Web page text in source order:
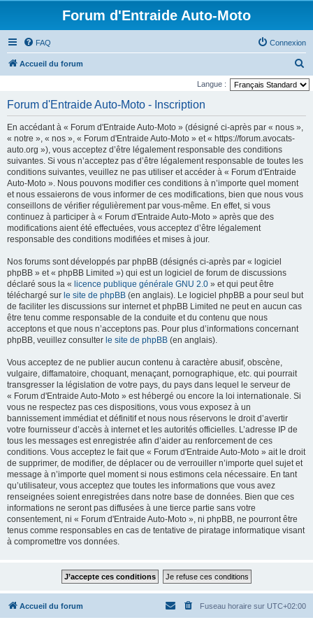
Forum d'Entraide Auto-Moto
FAQ Connexion
Accueil du forum
e
Langue :
Forum d'Entraide Auto-Moto - Inscription
En accédant à « Forum d'Entraide Auto-Moto » (désigné ci-après par « nous »,
« notre », « nos », « Forum d'Entraide Auto-Moto » et « https://forum.avocats-
auto.org »), vous acceptez d’être légalement responsable des conditions
suivantes. Si vous n’acceptez pas d’être légalement responsable de toutes les
conditions suivantes, veuillez ne pas utiliser et accéder à « Forum d'Entraide
Auto-Moto ». Nous pouvons modifier ces conditions à n’importe quel moment
et nous essaierons de vous informer de ces modifications, bien que nous vous
conseillons de vérifier régulièrement par vous-même. En effet, si vous
continuez à participer à « Forum d'Entraide Auto-Moto » après que des
modifications aient été effectuées, vous acceptez d’être légalement
responsable des conditions modifiées et mises à jour.
Nos forums sont développés par phpBB (désignés ci-après par « logiciel
phpBB » et « phpBB Limited ») qui est un logiciel de forum de discussions
déclaré sous la « licence publique générale GNU 2.0 » et qui peut être
téléchargé sur le site de phpBB (en anglais). Le logiciel phpBB a pour seul but
de faciliter les discussions sur internet et phpBB Limited ne peut en aucun cas
être tenu comme responsable de la conduite et du contenu que nous
acceptons et que nous n’acceptons pas. Pour plus d’informations concernant
phpBB, veuillez consulter le site de phpBB (en anglais).
Vous acceptez de ne publier aucun contenu à caractère abusif, obscène,
vulgaire, diffamatoire, choquant, menaçant, pornographique, etc. qui pourrait
transgresser la législation de votre pays, du pays dans lequel le serveur de
« Forum d'Entraide Auto-Moto » est hébergé ou encore la loi internationale. Si
vous ne respectez pas ces dispositions, vous vous exposez à un
bannissement immédiat et définitif et nous nous réservons le droit d’avertir
votre fournisseur d’accès à internet et les autorités officielles. L’adresse IP de
tous les messages est enregistrée afin d’aider au renforcement de ces
conditions. Vous acceptez le fait que « Forum d'Entraide Auto-Moto » ait le droit
de supprimer, de modifier, de déplacer ou de verrouiller n’importe quel sujet et
message à n’importe quel moment si nous estimons cela nécessaire. En tant
qu’utilisateur, vous acceptez que toutes les informations que vous avez
renseignées soient enregistrées dans notre base de données. Bien que ces
informations ne seront pas diffusées à une tierce partie sans votre
consentement, ni « Forum d'Entraide Auto-Moto », ni phpBB, ne pourront être
tenus comme responsables en cas de tentative de piratage informatique visant
à compromettre vos données.
Accueil du forum Fuseau horaire sur UTC+02:00